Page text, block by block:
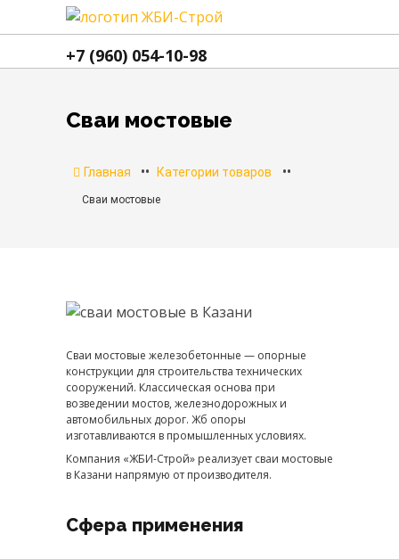
+7 (960) 054-10-98
Сваи мостовые
Главная •• Категории товаров ••
Сваи мостовые
Сваи мостовые железобетонные — опорные
конструкции для строительства технических
сооружений. Классическая основа при
возведении мостов, железнодорожных и
автомобильных дорог. Жб опоры
изготавливаются в промышленных условиях.
Компания «ЖБИ-Строй» реализует сваи мостовые
в Казани напрямую от производителя.
Сфера применения